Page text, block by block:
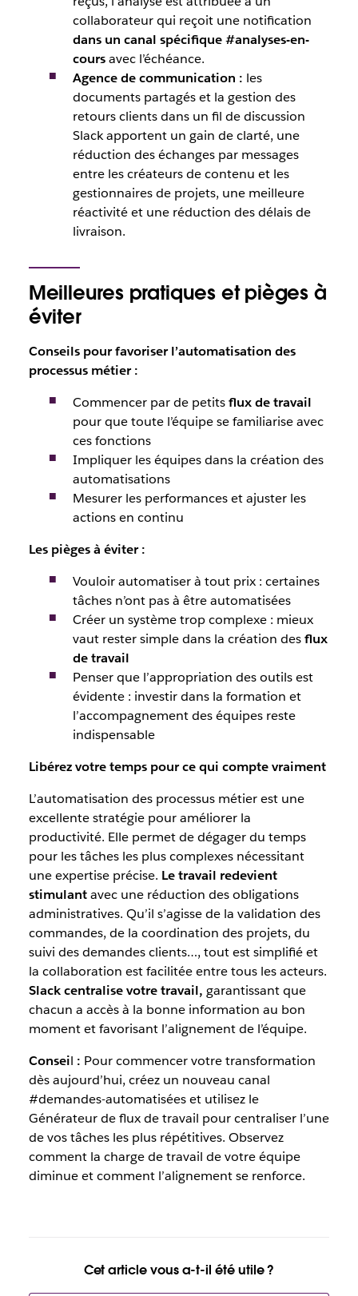
collaborateur qui reçoit une notification
dans un canal spécifique #analyses-en-
coursavec l’échéance.
Agence de communication : les
documents partagés et la gestion des
retours clients dans un fil de discussion
Slack apportent un gain de clarté, une
réduction des échanges par messages
entre les créateurs de contenu et les
gestionnaires de projets, une meilleure
réactivité et une réduction des délais de
livraison.
Meilleures pratiques et pièges à
éviter
Conseils pour favoriser l’automatisation des
processus métier :
Commencer par de petitsflux de travail
pour que toute l’équipe se familiarise avec
ces fonctions
Impliquer les équipes dans la création des
automatisations
Mesurer les performances et ajuster les
actions en continu
Les pièges à éviter :
Vouloir automatiser à tout prix : certaines
tâches n’ont pas à être automatisées
Créer un système trop complexe : mieux
vaut rester simple dans la création desflux
de travail
Penser que l’appropriation des outils est
évidente : investir dans la formation et
l’accompagnement des équipes reste
indispensable
Libérez votre temps pour ce qui compte vraiment
L’automatisation des processus métier est une
excellente stratégie pour améliorer la
productivité. Elle permet de dégager du temps
pour les tâches les plus complexes nécessitant
une expertise précise. Le travail redevient
stimulantavec une réduction des obligations
administratives. Qu’il s’agisse de la validation des
commandes, de la coordination des projets, du
suivi des demandes clients…, tout est simplifié et
la collaboration est facilitée entre tous les acteurs.
Slack centralise votre travail, garantissant que
chacun a accès à la bonne information au bon
moment et favorisant l’alignement de l’équipe.
Conseil : Pour commencer votre transformation
dès aujourd’hui, créez un nouveau canal
#demandes-automatisées et utilisez le
Générateur de flux de travail pour centraliser l’une
de vos tâches les plus répétitives. Observez
comment la charge de travail de votre équipe
diminue et comment l’alignement se renforce.
Cet article vous a-t-il été utile ?